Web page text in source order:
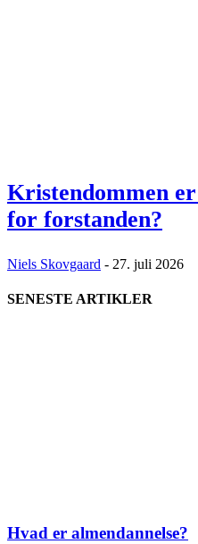
Kristendommen
for forstanden?
Niels Skovgaard - 27. juli 2026
SENESTE ARTIKLER
Hvad er almendannelse?